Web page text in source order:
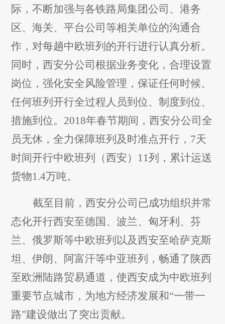
际，不断加强与各铁路局集团公司、港务
区、海关、平台公司等相关单位的沟通合
作，对每趟中欧班列的开行进行认真分析。
同时，西安分公司根据业务变化，合理设置
岗位，强化安全风险管理，保证任何时候、
任何班列开行全过程人员到位、制度到位、
措施到位。2018年春节期间，西安分公司全
员无休，全力保障班列及时准点开行，7天
时间开行中欧班列（西安）11列，累计运送
货物1.4万吨。
截至目前，西安分公司已成功组织并常
态化开行西安至德国、波兰、匈牙利、芬
兰、俄罗斯等中欧班列以及西安至哈萨克斯
坦、伊朗、阿富汗等中亚班列，畅通了陕西
至欧洲陆路贸易通道，使西安成为中欧班列
重要节点城市，为地方经济发展和“一带一
路”建设做出了突出贡献。